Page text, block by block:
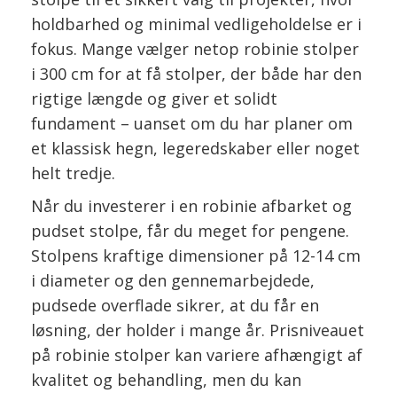
holdbarhed og minimal vedligeholdelse er i
fokus. Mange vælger netop robinie stolper
i 300 cm for at få stolper, der både har den
rigtige længde og giver et solidt
fundament – uanset om du har planer om
et klassisk hegn, legeredskaber eller noget
helt tredje.
Når du investerer i en robinie afbarket og
pudset stolpe, får du meget for pengene.
Stolpens kraftige dimensioner på 12-14 cm
i diameter og den gennemarbejdede,
pudsede overflade sikrer, at du får en
løsning, der holder i mange år. Prisniveauet
på robinie stolper kan variere afhængigt af
kvalitet og behandling, men du kan